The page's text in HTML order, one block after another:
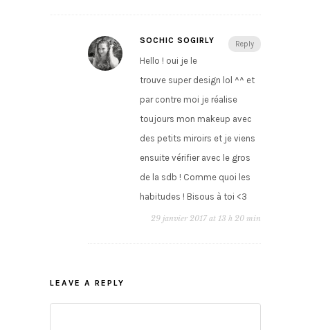
Reply
SOCHIC SOGIRLY
Hello ! oui je le
trouve super design lol ^^ et
par contre moi je réalise
toujours mon makeup avec
des petits miroirs et je viens
ensuite vérifier avec le gros
de la sdb ! Comme quoi les
habitudes ! Bisous à toi <3
29 janvier 2017 at 13 h 20 min
LEAVE A REPLY